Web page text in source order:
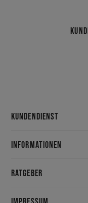
KUNDENDIENST
INFORMATIONEN
RATGEBER